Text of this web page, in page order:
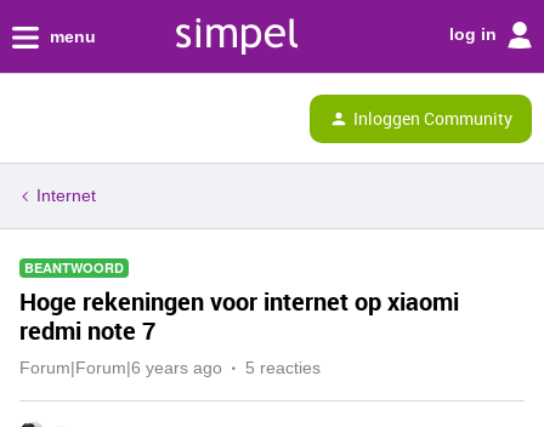
menu log in
Inloggen Community
Internet
BEANTWOORD
Hoge rekeningen voor internet op xiaomi
redmi note 7
Forum|Forum|6 years ago 5 reacties